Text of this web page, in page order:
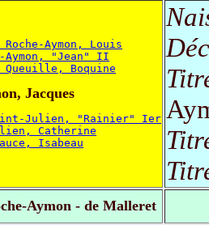
Aymon, Louis
Aymon, "Jean" II
Queuille, Boquine
Jacques
Julien, "Rainier" Ier
Catherine
Isabeau
Aymon - de Malleret